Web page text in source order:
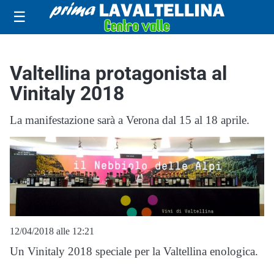
☰
Valtellina protagonista al
Vinitaly 2018
La manifestazione sarà a Verona dal 15 al 18 aprile.
12/04/2018 alle 12:21
Un Vinitaly 2018 speciale per la Valtellina enologica.